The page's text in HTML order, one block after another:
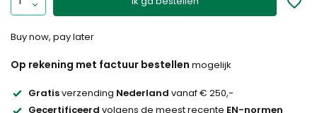
Buy now, pay later
Op rekening met factuur bestellen mogelijk
Gratisverzending Nederland vanaf € 250,-
Gecertificeerd volgens de meest recente EN-normen